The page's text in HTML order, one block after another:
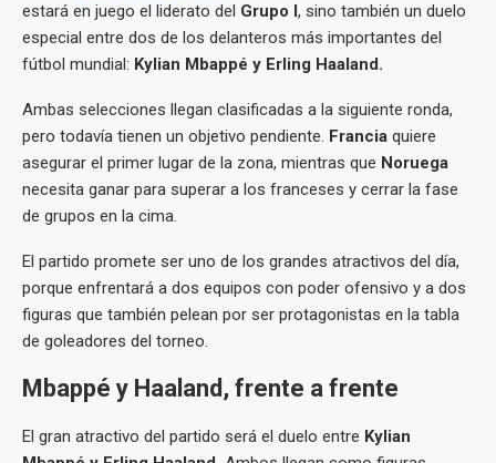
estará en juego el liderato del Grupo I , sino también un duelo
especial entre dos de los delanteros más importantes del
fútbol mundial: Kylian Mbappé y Erling Haaland.
Ambas selecciones llegan clasificadas a la siguiente ronda,
pero todavía tienen un objetivo pendiente. Francia quiere
asegurar el primer lugar de la zona, mientras que Noruega
necesita ganar para superar a los franceses y cerrar la fase
de grupos en la cima.
El partido promete ser uno de los grandes atractivos del día,
porque enfrentará a dos equipos con poder ofensivo y a dos
figuras que también pelean por ser protagonistas en la tabla
de goleadores del torneo.
Mbappé y Haaland, frente a frente
El gran atractivo del partido será el duelo entre Kylian